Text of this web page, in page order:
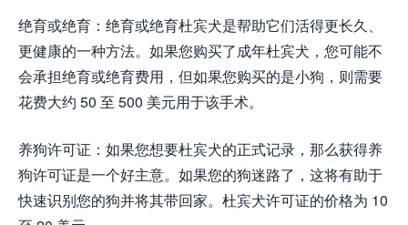
绝育或绝育：绝育或绝育杜宾犬是帮助它们活得更长久、
更健康的一种方法。如果您购买了成年杜宾犬，您可能不
会承担绝育或绝育费用，但如果您购买的是小狗，则需要
花费大约 50 至 500 美元用于该手术。
养狗许可证：如果您想要杜宾犬的正式记录，那么获得养
狗许可证是一个好主意。如果您的狗迷路了，这将有助于
快速识别您的狗并将其带回家。杜宾犬许可证的价格为 10